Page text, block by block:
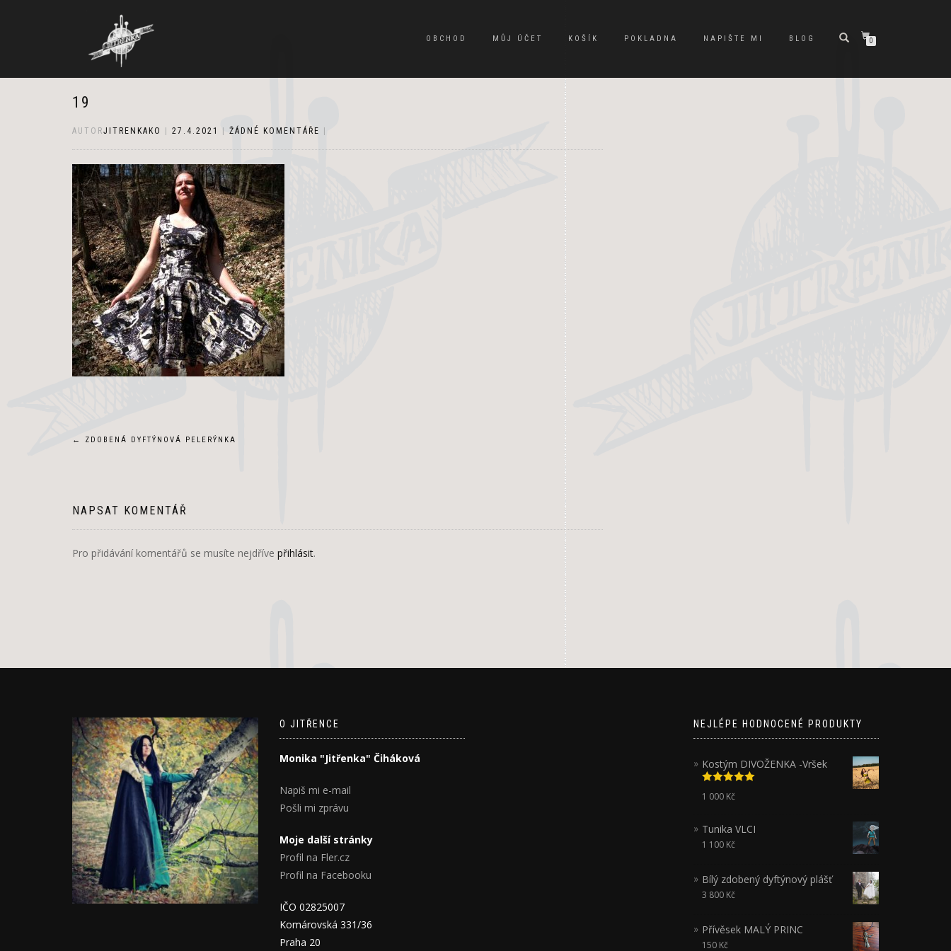
OBCHOD MŮJ ÚČET KOŠÍK POKLADNA NAPIŠTE MI BLOG 0
19
AUTORJITRENKAKO 27.4.2021 ŽÁDNÉ KOMENTÁŘE
Navigace
příspěvek
← ZDOBENÁ DYFTÝNOVÁ PELERÝNKA
NAPSAT KOMENTÁŘ
Pro přidávání komentářů se musíte nejdříve přihlásit.
O JITŘENCE
Monika "Jitřenka" Čiháková
Napiš mi e-mail
Pošli mi zprávu
Moje další stránky
Profil na Fler.cz
Profil na Facebooku
IČO 02825007
Komárovská 331/36
Praha 20
NEJLÉPE HODNOCENÉ PRODUKTY
Kostým DIVOŽENKA -Vršek
Hodnocení
5.00z 5
1 000 Kč
Tunika VLCI
1 100 Kč
Bílý zdobený dyftýnový plášť
3 800 Kč
Přívěsek MALÝ PRINC
150 Kč